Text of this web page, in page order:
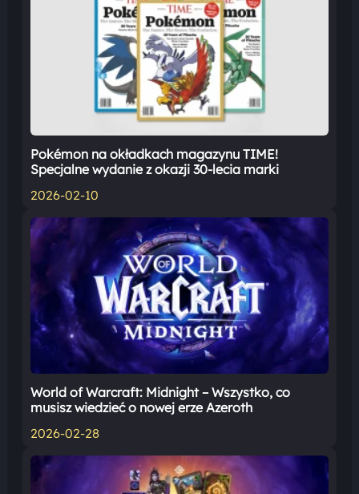
Pokémon na okładkach magazynu TIME!
Specjalne wydanie z okazji 30-lecia marki
2026-02-10
World of Warcraft: Midnight – Wszystko, co
musisz wiedzieć o nowej erze Azeroth
2026-02-28